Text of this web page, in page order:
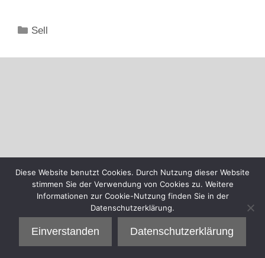
Kategorien
Sell
Diese Website benutzt Cookies. Durch Nutzung dieser Website
stimmen Sie der Verwendung von Cookies zu. Weitere
Informationen zur Cookie-Nutzung finden Sie in der
Datenschutzerklärung.
Einverstanden Datenschutzerklärung